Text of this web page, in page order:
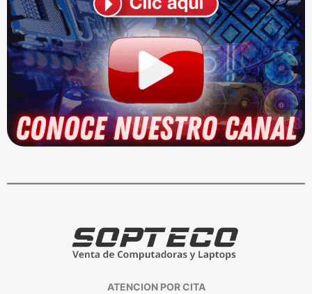
ATENCION POR CITA